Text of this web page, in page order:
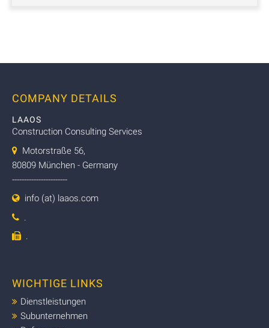
COMPANY DETAILS
LAAOS
Construction Consulting Services
Motorstraße 56,
80809 München - Germany
-----------------------
info (at) laaos.com
.
WICHTIGE LINKS
Dienstleistungen
Subunternehmen